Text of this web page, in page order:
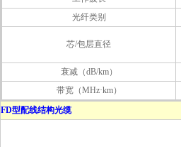
光纤类别
芯/包层直径
衰减（dB/km）
带宽（MHz·km）
FD型配线结构光缆